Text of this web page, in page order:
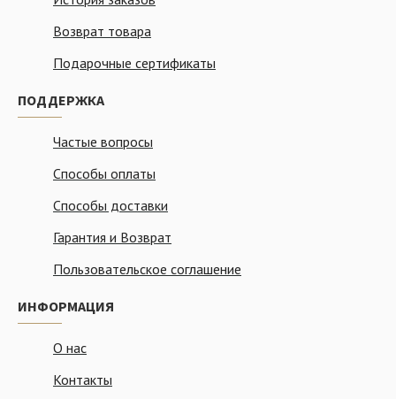
Возврат товара
Подарочные сертификаты
ПОДДЕРЖКА
Частые вопросы
Способы оплаты
Способы доставки
Гарантия и Возврат
Пользовательское соглашение
ИНФОРМАЦИЯ
О нас
Контакты